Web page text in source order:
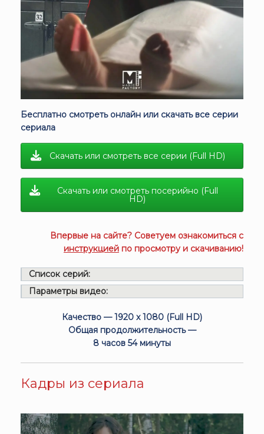
Бесплатно смотреть онлайн или скачать все серии
сериала
Скачать или смотреть все серии (Full HD)
Скачать или смотреть посерийно (Full
HD)
Впервые на сайте? Советуем ознакомиться с
инструкцией по просмотру и скачиванию!
Список серий:
Параметры видео:
Качество — 1920 x 1080 (Full HD)
Общая продолжительность —
8 часов 54 минуты
Кадры из сериала